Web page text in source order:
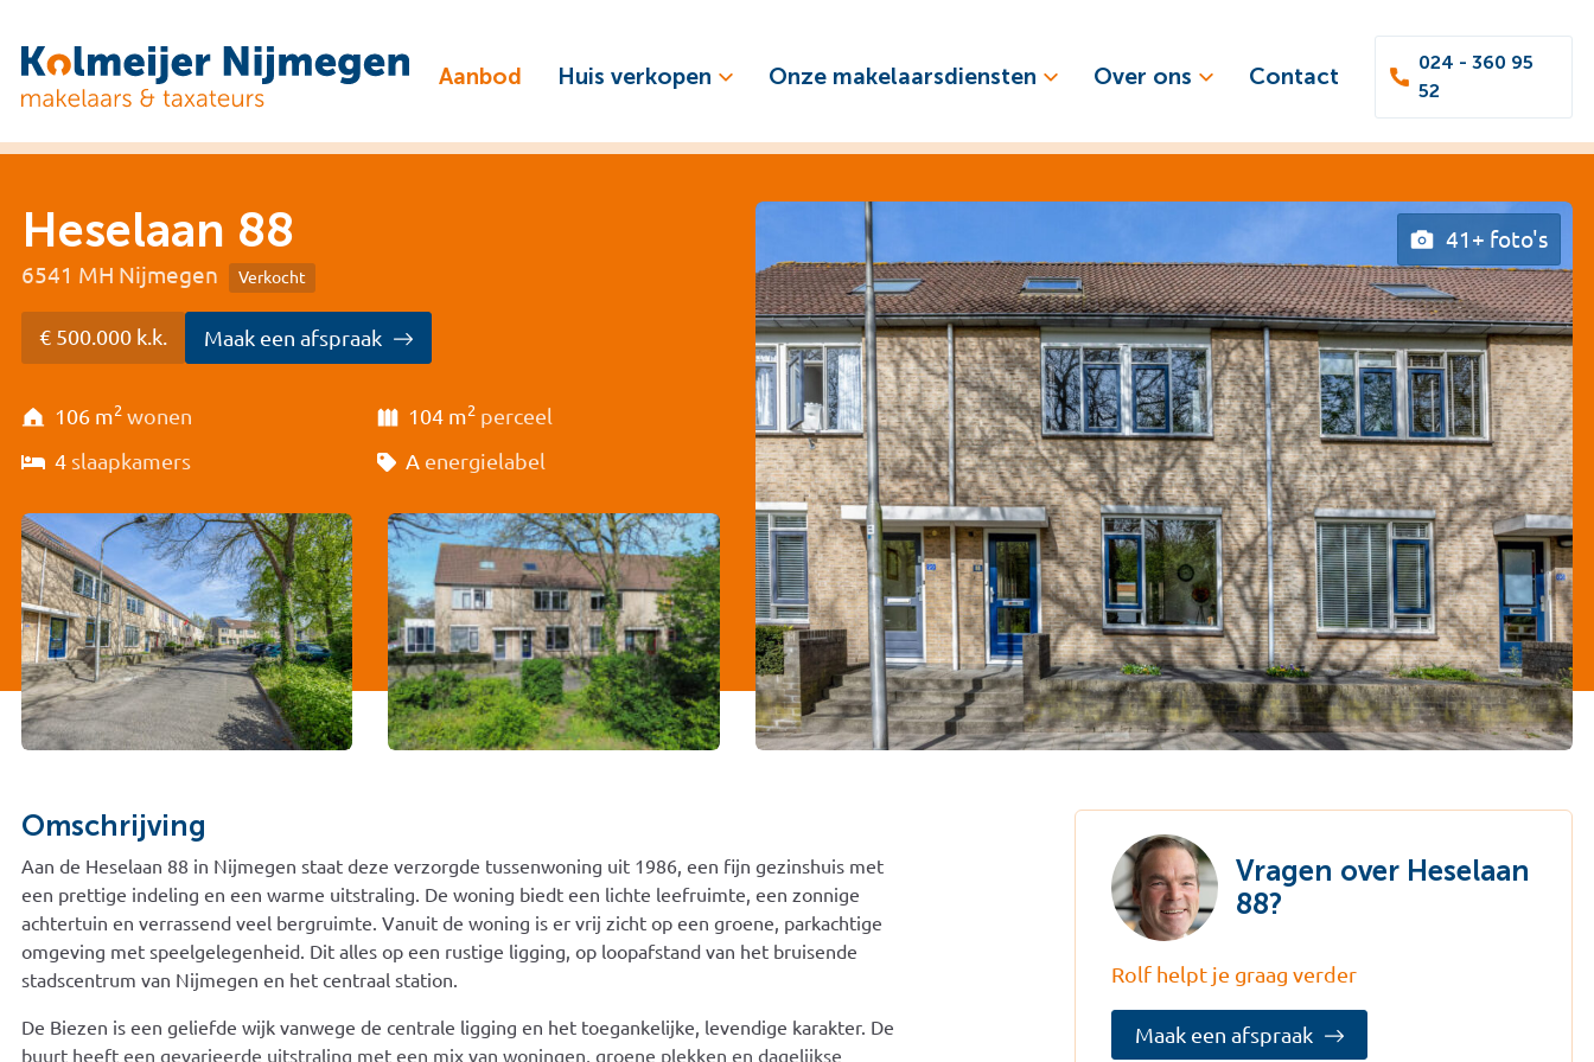
Aanbod Huis verkopen Onze makelaarsdiensten Over ons Contact
024 - 360 95
52
Heselaan 88
6541 MH Nijmegen Verkocht
€ 500.000 k.k. Maak een afspraak
106 m2 wonen 104 m2 perceel
4 slaapkamers A energielabel
41+ foto's
Omschrijving
Aan de Heselaan 88 in Nijmegen staat deze verzorgde tussenwoning uit 1986, een fijn gezinshuis met
een prettige indeling en een warme uitstraling. De woning biedt een lichte leefruimte, een zonnige
achtertuin en verrassend veel bergruimte. Vanuit de woning is er vrij zicht op een groene, parkachtige
omgeving met speelgelegenheid. Dit alles op een rustige ligging, op loopafstand van het bruisende
stadscentrum van Nijmegen en het centraal station.
De Biezen is een geliefde wijk vanwege de centrale ligging en het toegankelijke, levendige karakter. De
buurt heeft een gevarieerde uitstraling met een mix van woningen, groene plekken en dagelijkse
Vragen over Heselaan
88?
Rolf helpt je graag verder
Maak een afspraak